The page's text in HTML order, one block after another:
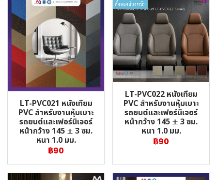
LT-PVC021 หนังเทียม
PVC สำหรับงานหุ้มเบาะ
รถยนต์และเฟอร์นิเจอร์
หน้ากว้าง 145 ± 3 ซม.
หนา 1.0 มม.
฿90
สั่งจองล่วงหน้า
LT-PVC022 หนังเทียม
PVC สำหรับงานหุ้มเบาะ
รถยนต์และเฟอร์นิเจอร์
หน้ากว้าง 145 ± 3 ซม.
หนา 1.0 มม.
฿90